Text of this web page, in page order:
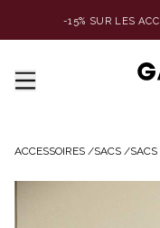
-15% SUR LES
ACCESSOIRES /SACS /